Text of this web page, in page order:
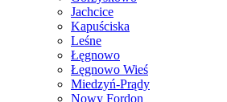
Jachcice
Kapuściska
Leśne
Łęgnowo
Łęgnowo Wieś
Miedzyń-Prądy
Nowy Fordon